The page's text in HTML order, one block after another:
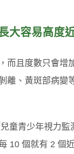
大容易高度
而且度數只會增
離、黃斑部病
童青少年視力
10 個就有 2 個